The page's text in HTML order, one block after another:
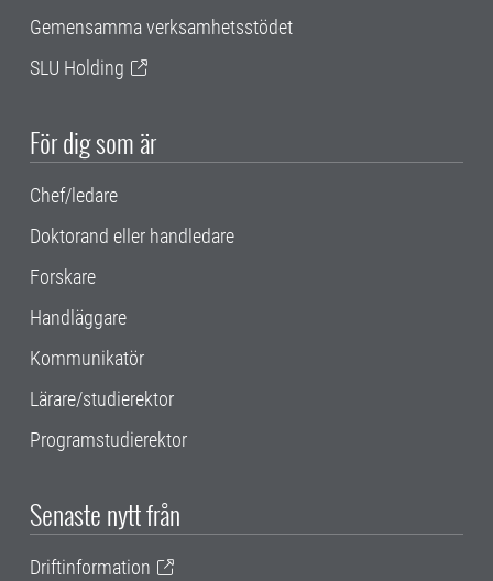
Gemensamma verksamhetsstödet
SLU Holding
För dig som är
Chef/ledare
Doktorand eller handledare
Forskare
Handläggare
Kommunikatör
Lärare/studierektor
Programstudierektor
Senaste nytt från
Driftinformation